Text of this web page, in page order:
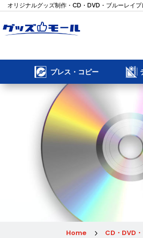
オリジナルグッズ制作・CD・DVD・ブルーレイ
プレス・コピー
Home 5 CD・DVD